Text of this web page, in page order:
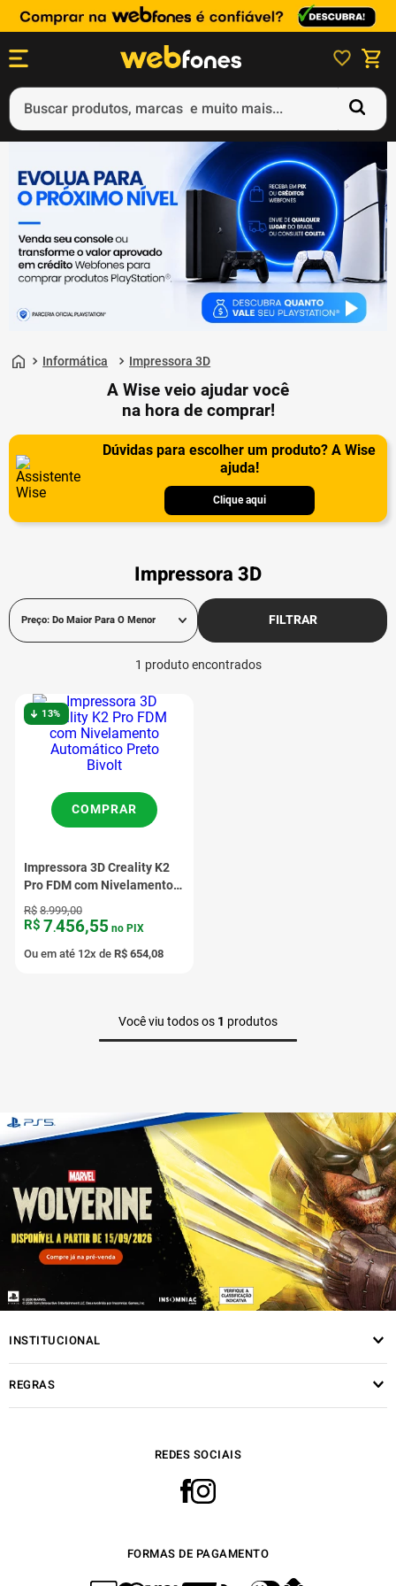
Buscar produtos, marcas e muito mais...
Informática Impressora 3D
A Wise veio ajudar você
na hora de comprar!
Dúvidas para escolher um produto? A Wise
ajuda!
Clique aqui
Impressora 3D
Preço: Do Maior Para O Menor FILTRAR
1 produto
13%
Impressora 3D Creality K2
Pro FDM com Nivelamento
Automático Preto Bivolt
R$ 8.999,00
R$ 7.456,55 no PIX
Ou em até 12x de R$ 654,08
COMPRAR
Você viu todos os 1 produtos
INSTITUCIONAL
REGRAS
REDES SOCIAIS
FORMAS DE PAGAMENTO
1º
ps5
3º
ps4
4º
smartphone
5